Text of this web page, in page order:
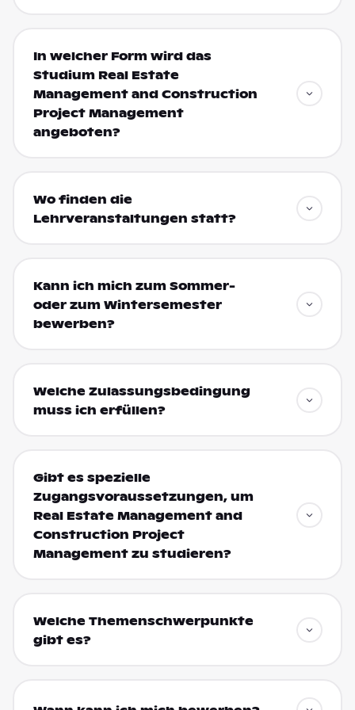
In welcher Form wird das
Studium Real Estate
Management and Construction
Project Management
angeboten?
Wo finden die
Lehrveranstaltungen statt?
Kann ich mich zum Sommer-
oder zum Wintersemester
bewerben?
Welche Zulassungsbedingung
muss ich erfüllen?
Gibt es spezielle
Zugangsvoraussetzungen, um
Real Estate Management and
Construction Project
Management zu studieren?
Welche Themenschwerpunkte
gibt es?